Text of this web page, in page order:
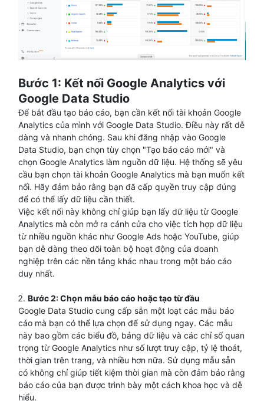
Bước 1: Kết nối Google Analytics với
Google Data Studio
Để bắt đầu tạo báo cáo, bạn cần kết nối tài khoản Google
Analytics của mình với Google Data Studio. Điều này rất dễ
dàng và nhanh chóng. Sau khi đăng nhập vào Google
Data Studio, bạn chọn tùy chọn "Tạo báo cáo mới" và
chọn Google Analytics làm nguồn dữ liệu. Hệ thống sẽ yêu
cầu bạn chọn tài khoản Google Analytics mà bạn muốn kết
nối. Hãy đảm bảo rằng bạn đã cấp quyền truy cập đúng
để có thể lấy dữ liệu cần thiết.
Việc kết nối này không chỉ giúp bạn lấy dữ liệu từ Google
Analytics mà còn mở ra cánh cửa cho việc tích hợp dữ liệu
từ nhiều nguồn khác như Google Ads hoặc YouTube, giúp
bạn dễ dàng theo dõi toàn bộ hoạt động của doanh
nghiệp trên các nền tảng khác nhau trong một báo cáo
duy nhất.
Bước 2: Chọn mẫu báo cáo hoặc tạo từ đầu
Google Data Studio cung cấp sẵn một loạt các mẫu báo
cáo mà bạn có thể lựa chọn để sử dụng ngay. Các mẫu
này bao gồm các biểu đồ, bảng dữ liệu và các chỉ số quan
trọng từ Google Analytics như số lượt truy cập, tỷ lệ thoát,
thời gian trên trang, và nhiều hơn nữa. Sử dụng mẫu sẵn
có không chỉ giúp tiết kiệm thời gian mà còn đảm bảo rằng
báo cáo của bạn được trình bày một cách khoa học và dễ
hiểu.